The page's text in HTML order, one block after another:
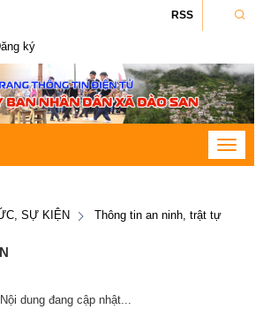
RSS
ký
Toggle
SỰ KIỆN Thông tin an ninh, trật tự
Nội dung đang cập nhật...